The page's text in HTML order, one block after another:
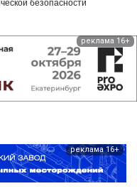
реклама 16+
реклама 16+